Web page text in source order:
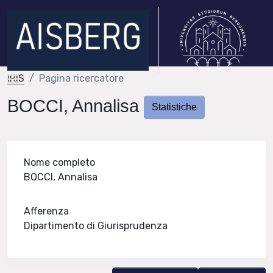
IRIS Pagina ricercatore
BOCCI, Annalisa Statistiche
Nome completo
BOCCI, Annalisa
Afferenza
Dipartimento di Giurisprudenza